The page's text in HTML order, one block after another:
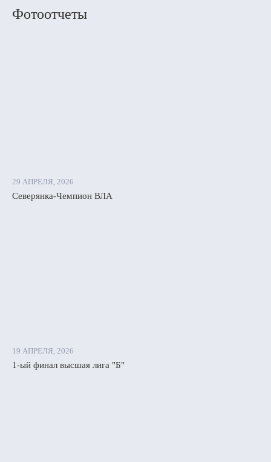
Фотоотчеты
29 АПРЕЛЯ, 2026
Северянка-Чемпион ВЛА
19 АПРЕЛЯ, 2026
1-ый финал высшая лига "Б"